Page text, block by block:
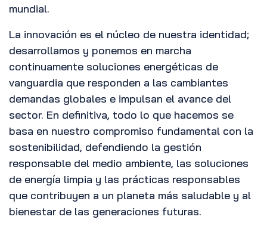
mundial.
La innovación es el núcleo de nuestra identidad;
desarrollamos y ponemos en marcha
continuamente soluciones energéticas de
vanguardia que responden a las cambiantes
demandas globales e impulsan el avance del
sector. En definitiva, todo lo que hacemos se
basa en nuestro compromiso fundamental con la
sostenibilidad, defendiendo la gestión
responsable del medio ambiente, las soluciones
de energía limpia y las prácticas responsables
que contribuyen a un planeta más saludable y al
bienestar de las generaciones futuras.